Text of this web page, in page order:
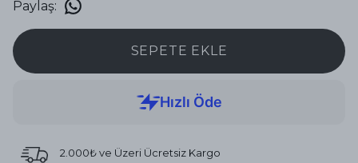
Paylaş:
SEPETE EKLE
2.000₺ ve Üzeri Ücretsiz Kargo